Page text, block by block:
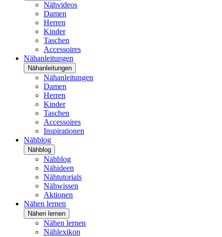
Nähvideos
Damen
Herren
Kinder
Taschen
Accessoires
Nähanleitungen
Nähanleitungen
Nähanleitungen
Damen
Herren
Kinder
Taschen
Accessoires
Inspirationen
Nähblog
Nähblog
Nähblog
Nähideen
Nähtutorials
Nähwissen
Aktionen
Nähen lernen
Nähen lernen
Nähen lernen
Nählexikon